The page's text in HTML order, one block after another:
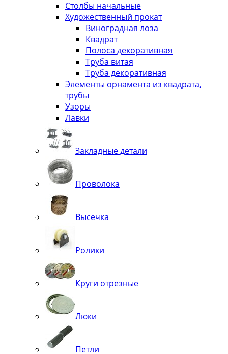
Столбы начальные
Художественный прокат
Виноградная лоза
Квадрат
Полоса декоративная
Труба витая
Труба декоративная
Элементы орнамента из квадрата,
трубы
Узоры
Лавки
Закладные детали
Проволока
Высечка
Ролики
Круги отрезные
Люки
Петли